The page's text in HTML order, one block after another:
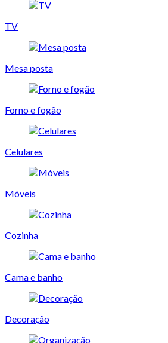
TV
Mesa posta
Forno e fogão
Celulares
Móveis
Cozinha
Cama e banho
Decoração